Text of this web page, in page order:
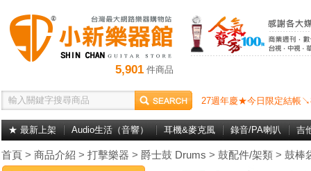
5,901 件商品
27週年慶★今日限定結帳
★ 最新上架 Audio生活（音響） 耳機&麥克風 錄音/PA喇叭 吉
首頁 > 商品介紹 > 打擊樂器 > 爵士鼓 Drums > 鼓配件/架類 > 鼓棒